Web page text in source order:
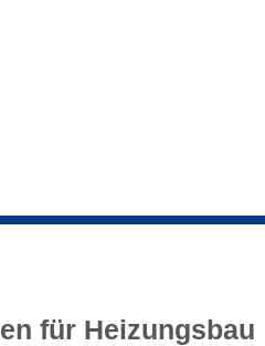
für Heizungsbau